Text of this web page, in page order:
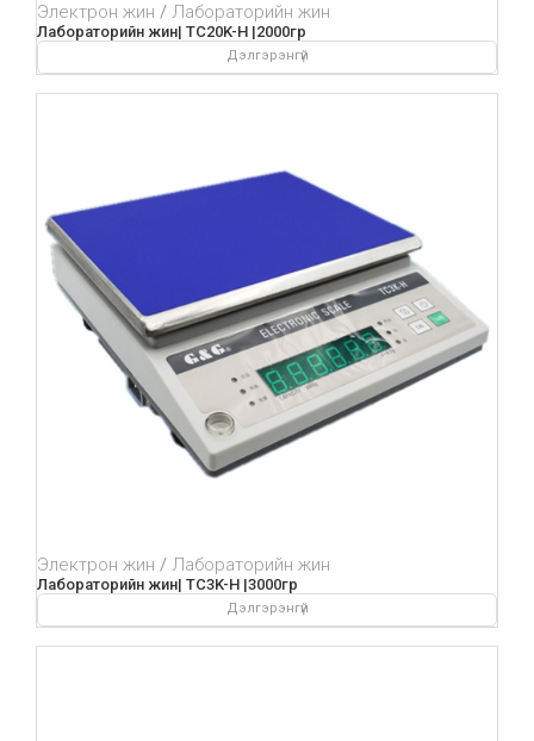
Электрон жин Лабораторийн жин
Лабораторийн жин| TC20K-H |2000гр
Дэлгэрэнгүй
Электрон жин Лабораторийн жин
Лабораторийн жин| TC3K-H |3000гр
Дэлгэрэнгүй